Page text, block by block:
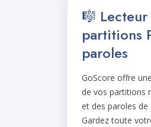
🎼
partitions
paroles
GoScore offre
de vos partitions
et des paroles de
Gardez toute